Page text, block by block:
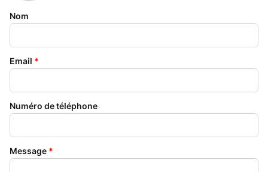
Nom
Email *
Numéro de téléphone
Message *